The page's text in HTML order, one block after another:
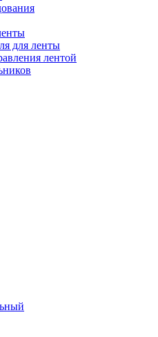
для ленты
лентой